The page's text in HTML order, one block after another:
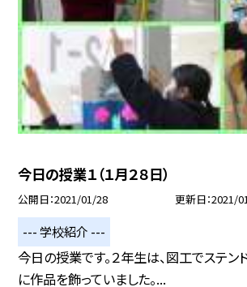
今日の授業１（１月２８日）
公開日 2021/01/28 更新日 2021/
--- 学校紹介 ---
今日の授業です。２年生は、図工でステン
に作品を飾っていました。...